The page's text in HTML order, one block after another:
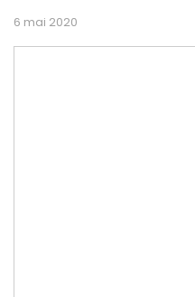
6 mai 2020